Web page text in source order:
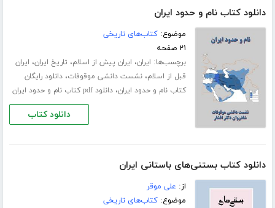
دانلود کتاب نام و حدود ایران
موضوع:کتاب‌های تاریخی
۲۱ صفحه
برچسب‌ها: ایران، ایران پیش از اسلام، تاریخ ایران، ایران
قبل از اسلام،نشست دانشی موقوفات،دانلود رایگان
کتاب نام و حدود ایران،دانلود pdf کتاب نام و حدود ایران
دانلود کتاب
دانلود کتاب بستنی‌های باستانی ایران
از: علی موقر
موضوع:کتاب‌های تاریخی